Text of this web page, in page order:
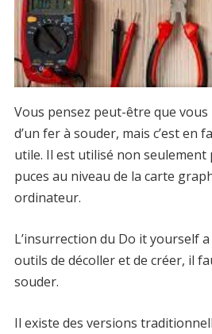
Vous pensez peut-être que vous
d’un fer à souder, mais c’est en
utile. Il est utilisé non
puces au niveau de la carte
ordinateur.
L’insurrection du Do it yourself
outils de décoller et de créer, il
souder.
Il existe des versions